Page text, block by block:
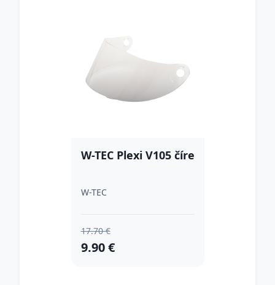
W-TEC Plexi V105 číre
W-TEC
17.70 €
9.90 €